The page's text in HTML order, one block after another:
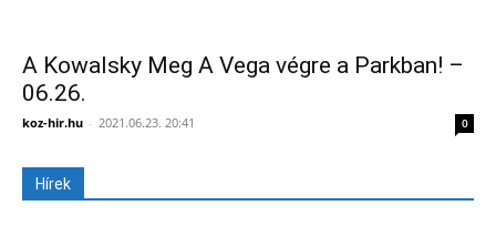
A Kowalsky Meg A Vega végre a Parkban! –
06.26.
koz-hir.hu - 2021.06.23. 20:41 0
Hírek